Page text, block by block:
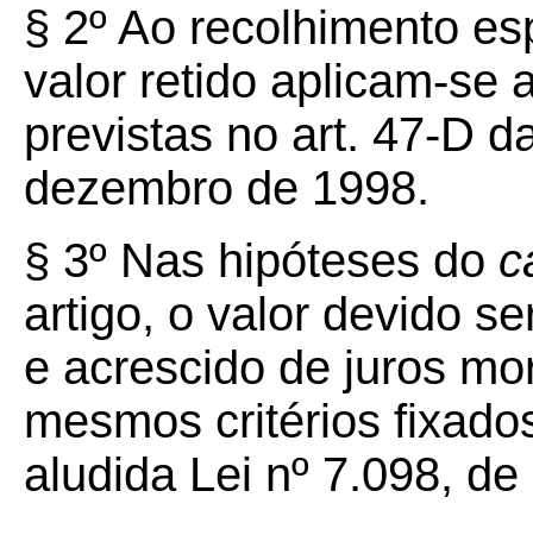
§ 2º Ao recolhimento
valor retido aplicam-se
previstas no art. 47-D
dezembro de 1998.
§ 3º Nas hipóteses do
artigo, o valor devido
e acrescido de juros
mesmos critérios
aludida Lei nº 7.098,